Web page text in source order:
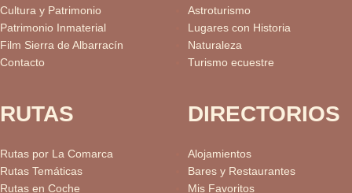
Cultura y Patrimonio
Patrimonio Inmaterial
Film Sierra de Albarracín
Contacto
RUTAS
Rutas por La Comarca
Rutas Temáticas
Rutas en Coche
Astroturismo
Lugares con Historia
Naturaleza
Turismo ecuestre
DIRECTORIOS
Alojamientos
Bares y Restaurantes
Mis Favoritos